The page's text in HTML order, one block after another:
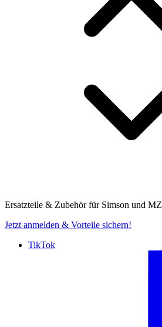
Ersatzteile & Zubehör für Simson und MZ
Jetzt anmelden & Vorteile sichern!
TikTok